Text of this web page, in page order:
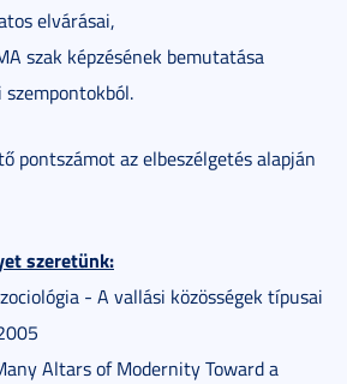
elvárásai,
szak képzésének bemutatása
pontszámot az elbeszélgetés alapján
szeretünk:
- A vallási közösségek típusai
Altars of Modernity Toward a